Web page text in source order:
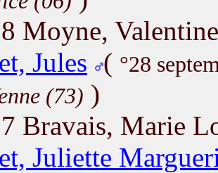
Moyne, Valentine
Jules ( °28
(73) )
Bravais, Marie
Juliette